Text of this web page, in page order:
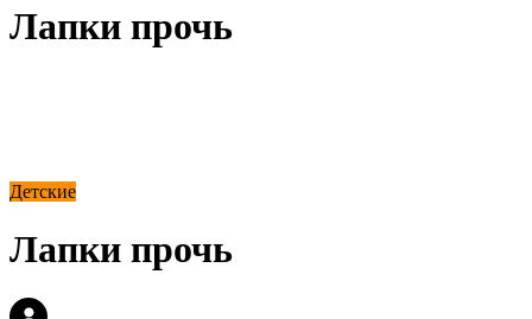
Лапки прочь
Детские
Лапки прочь